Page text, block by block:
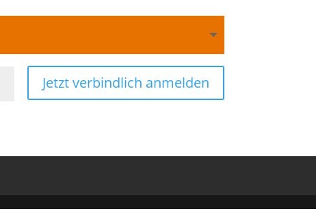
Jetzt verbindlich anmelden